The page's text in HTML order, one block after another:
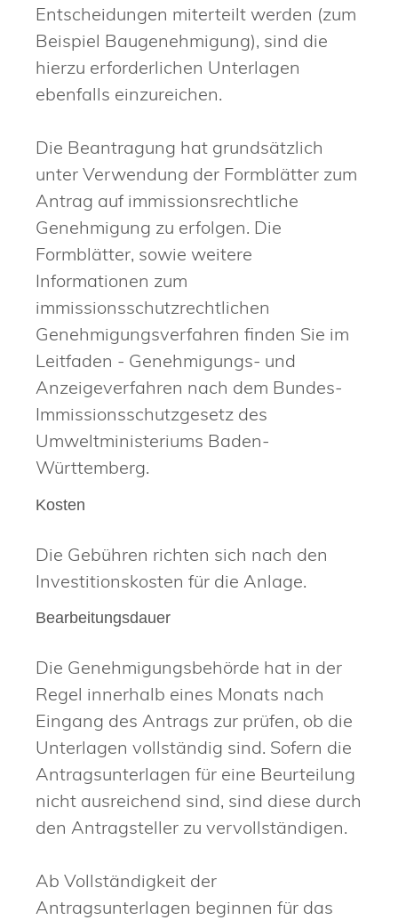
Entscheidungen miterteilt werden (zum
Beispiel Baugenehmigung), sind die
hierzu erforderlichen Unterlagen
ebenfalls einzureichen.
Die Beantragung hat grundsätzlich
unter Verwendung der Formblätter zum
Antrag auf immissionsrechtliche
Genehmigung zu erfolgen. Die
Formblätter, sowie weitere
Informationen zum
immissionsschutzrechtlichen
Genehmigungsverfahren finden Sie im
Leitfaden - Genehmigungs- und
Anzeigeverfahren nach dem Bundes-
Immissionsschutzgesetz des
Umweltministeriums Baden-
Württemberg.
Kosten
Die Gebühren richten sich nach den
Investitionskosten für die Anlage.
Bearbeitungsdauer
Die Genehmigungsbehörde hat in der
Regel innerhalb eines Monats nach
Eingang des Antrags zur prüfen, ob die
Unterlagen vollständig sind. Sofern die
Antragsunterlagen für eine Beurteilung
nicht ausreichend sind, sind diese durch
den Antragsteller zu vervollständigen.
Ab Vollständigkeit der
Antragsunterlagen beginnen für das